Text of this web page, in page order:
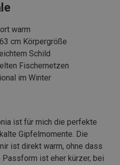
warm
cm Körpergröße
Schild
Fischernetzen
im Winter
ist für mich die perfekte
Gipfelmomente. Die
ist direkt warm, ohne dass
ist eher kürzer, bei